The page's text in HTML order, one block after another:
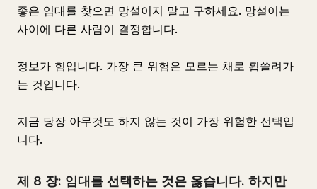
좋은 임대를 찾으면 망설이지 말고 구하세요. 망설이는
사이에 다른 사람이 결정합니다.
정보가 힘입니다. 가장 큰 위험은 모르는 채로 휩쓸려가
는 것입니다.
지금 당장 아무것도 하지 않는 것이 가장 위험한 선택입
니다.
제 8 장: 임대를 선택하는 것은 옳습니다. 하지만